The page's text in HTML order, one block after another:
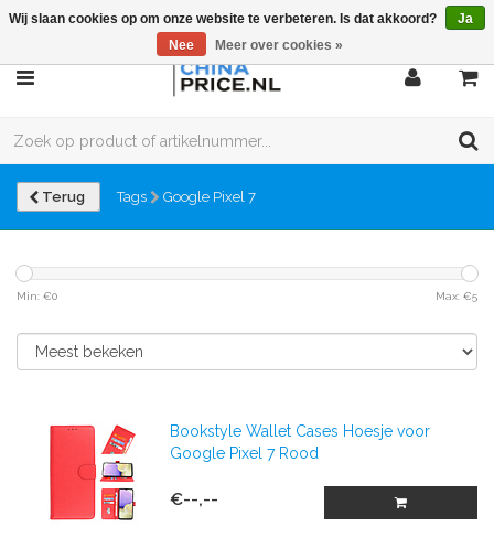
Terug Tags Google Pixel 7
Min: €0 Max: €5
Bookstyle Wallet Cases Hoesje voor
Google Pixel 7 Rood
€--,--
Wij slaan cookies op om onze website te verbeteren. Is dat akkoord?
Ja
Nee
Meer over cookies »